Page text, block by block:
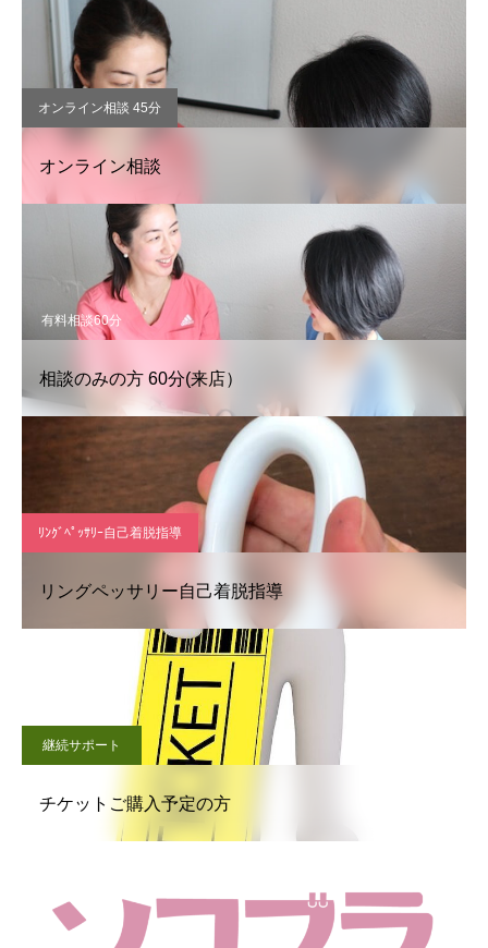
オンライン相談 45分
オンライン相談
有料相談60分
相談のみの方 60分(来店）
ﾘﾝｸﾞﾍﾟｯｻﾘｰ自己着脱指導
リングペッサリー自己着脱指導
継続サポート
チケットご購入予定の方